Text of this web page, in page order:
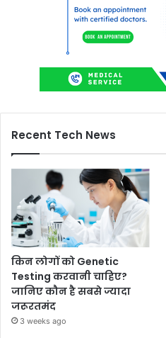
Recent Tech News
किन लोगों को Genetic
Testing करवानी चाहिए?
जानिए कौन है सबसे ज्यादा
जरूरतमंद
3 weeks ago